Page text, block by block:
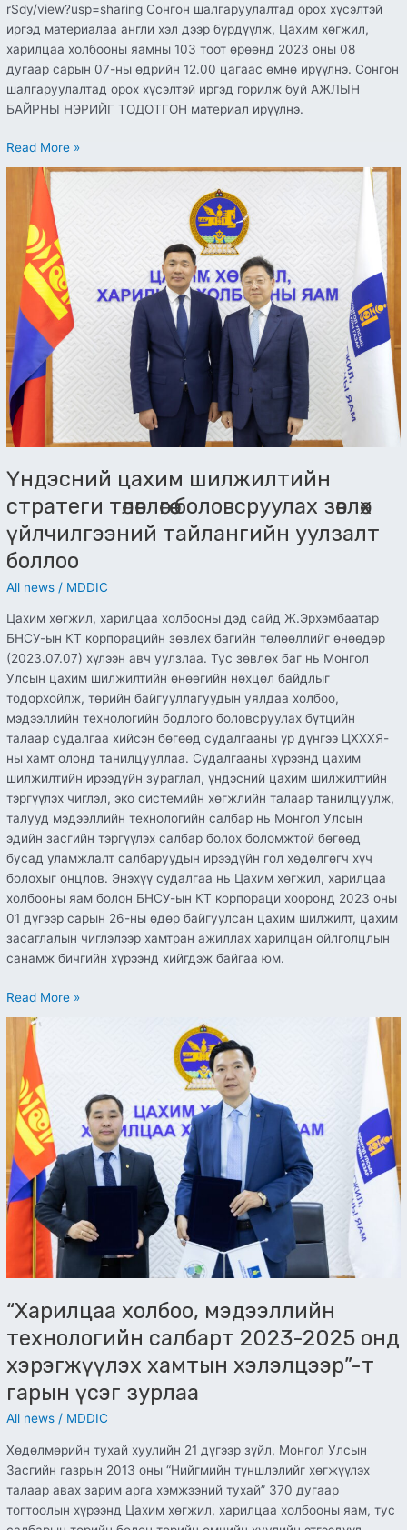
rSdy/view?usp=sharing Сонгон шалгаруулалтад орох хүсэлтэй
иргэд материалаа англи хэл дээр бүрдүүлж, Цахим хөгжил,
харилцаа холбооны яамны 103 тоот өрөөнд 2023 оны 08
дугаар сарын 07-ны өдрийн 12.00 цагаас өмнө ирүүлнэ. Сонгон
шалгаруулалтад орох хүсэлтэй иргэд горилж буй АЖЛЫН
БАЙРНЫ НЭРИЙГ ТОДОТГОН материал ирүүлнэ.
Read More »
Үндэсний цахим шилжилтийн
стратеги төлөвлөгөө боловсруулах зөвлөх
үйлчилгээний тайлангийн уулзалт
боллоо
All news / MDDIC
Цахим хөгжил, харилцаа холбооны дэд сайд Ж.Эрхэмбаатар
БНСУ-ын КТ корпорацийн зөвлөх багийн төлөөллийг өнөөдөр
(2023.07.07) хүлээн авч уулзлаа. Тус зөвлөх баг нь Монгол
Улсын цахим шилжилтийн өнөөгийн нөхцөл байдлыг
тодорхойлж, төрийн байгууллагуудын уялдаа холбоо,
мэдээллийн технологийн бодлого боловсруулах бүтцийн
талаар судалгаа хийсэн бөгөөд судалгааны үр дүнгээ ЦХХХЯ-
ны хамт олонд танилцууллаа. Судалгааны хүрээнд цахим
шилжилтийн ирээдүйн зураглал, үндэсний цахим шилжилтийн
тэргүүлэх чиглэл, эко системийн хөгжлийн талаар танилцуулж,
талууд мэдээллийн технологийн салбар нь Монгол Улсын
эдийн засгийн тэргүүлэх салбар болох боломжтой бөгөөд
бусад уламжлалт салбаруудын ирээдүйн гол хөдөлгөгч хүч
болохыг онцлов. Энэхүү судалгаа нь Цахим хөгжил, харилцаа
холбооны яам болон БНСУ-ын КТ корпораци хооронд 2023 оны
01 дүгээр сарын 26-ны өдөр байгуулсан цахим шилжилт, цахим
засаглалын чиглэлээр хамтран ажиллах харилцан ойлголцлын
санамж бичгийн хүрээнд хийгдэж байгаа юм.
Үндэсний
цахим
шилжилтийн
стратеги
төлөвлөгөө
боловсруулах
зөвлөх
үйлчилгээний
тайлангийн
уулзалт
боллоо
Read More »
“Харилцаа холбоо, мэдээллийн
технологийн салбарт 2023-2025 онд
хэрэгжүүлэх хамтын хэлэлцээр”-т
гарын үсэг зурлаа
All news / MDDIC
Хөдөлмөрийн тухай хуулийн 21 дүгээр зүйл, Монгол Улсын
Засгийн газрын 2013 оны “Нийгмийн түншлэлийг хөгжүүлэх
талаар авах зарим арга хэмжээний тухай” 370 дугаар
тогтоолын хүрээнд Цахим хөгжил, харилцаа холбооны яам, тус
“Харилцаа
холбоо,
мэдээллийн
технологийн
салбарт
2023-
2025
онд
хэрэгжүүлэх
хамтын
хэлэлцээр”-
гарын
зурлаа